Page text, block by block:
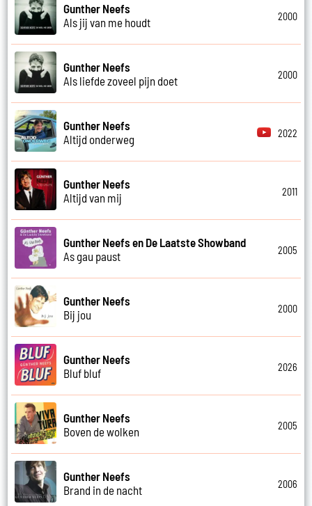
Gunther Neefs
Als jij van me houdt
2000
Gunther Neefs
Als liefde zoveel pijn doet
2000
Gunther Neefs
Altijd onderweg
2022
Gunther Neefs
Altijd van mij
2011
Gunther Neefs en De Laatste Showband
As gau paust
2005
Gunther Neefs
Bij jou
2000
Gunther Neefs
Bluf bluf
2026
Gunther Neefs
Boven de wolken
2005
Gunther Neefs
Brand in de nacht
2006